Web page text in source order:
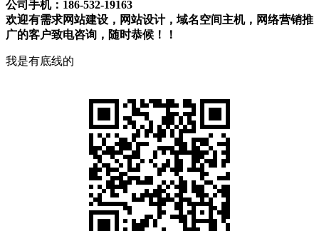
公司手机：186-532-19163
欢迎有需求网站建设，网站设计，域名空间主机，网络营销推
广的客户致电咨询，随时恭候！！
我是有底线的